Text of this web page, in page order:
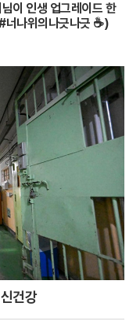
이 인생 업그레이드 한
법 (#너나위의나긋나긋 ☕)
건강